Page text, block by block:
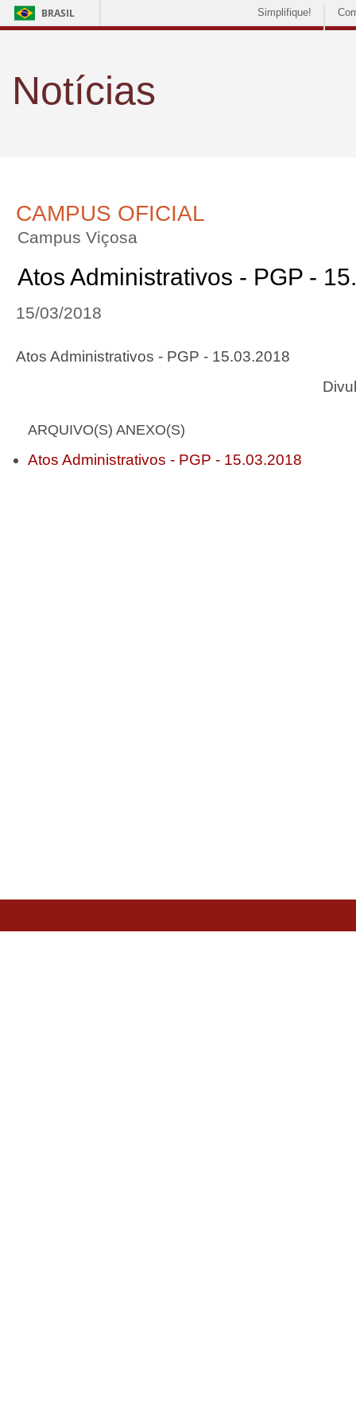
BRASIL Simplifique!
Notícias
CAMPUS OFICIAL
Campus Viçosa
Atos Administrativos - PGP -
15/03/2018
Atos Administrativos - PGP - 15.03.2018
ARQUIVO(S) ANEXO(S)
Atos Administrativos - PGP - 15.03.2018